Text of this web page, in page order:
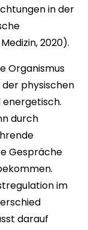
in der
2020).
Organismus
physischen
energetisch.
durch
Gespräche
im
darauf